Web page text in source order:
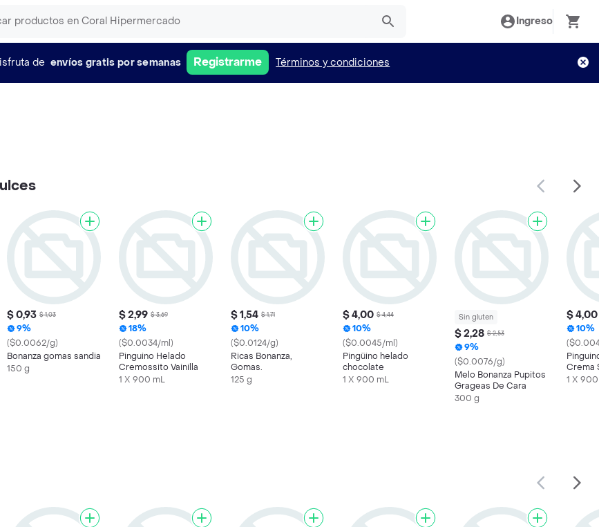
Ingreso
de envíos gratis por semanas Registrarme Términos y condiciones
$ 0,93 $ 1,03
9%
($0.0062/g)
Bonanza gomas sandia
150 g
$ 2,99 $ 3,69
18%
($0.0034/ml)
Pinguino Helado
Cremossito Vainilla
1 X 900 mL
$ 1,54 $ 1,71
10%
($0.0124/g)
Ricas Bonanza,
Gomas.
125 g
$ 4,00 $ 4,44
10%
($0.0045/ml)
Pingüino helado
chocolate
1 X 900 mL
Sin gluten
$ 2,28 $ 2,53
9%
($0.0076/g)
Melo Bonanza Pupitos
Grageas De Cara
300 g
$ 4,00
10%
Crema
1 X